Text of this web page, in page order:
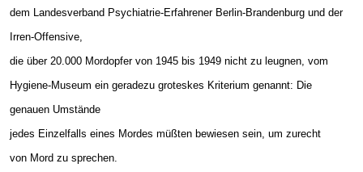
dem Landesverband Psychiatrie-Erfahrener Berlin-Brandenburg und der
Irren-Offensive,
die über 20.000 Mordopfer von 1945 bis 1949 nicht zu leugnen, vom
Hygiene-Museum ein geradezu groteskes Kriterium genannt: Die
genauen Umstände
jedes Einzelfalls eines Mordes müßten bewiesen sein, um zurecht
von Mord zu sprechen.